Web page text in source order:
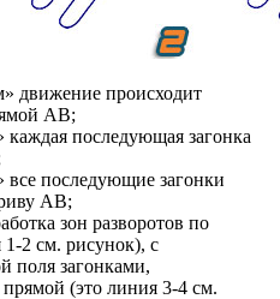
движение происходит
АВ;
каждая последующая загонка
все последующие загонки
АВ;
зон разворотов по
1-2 см. рисунок), с
поля загонками,
(это линия 3-4 см.